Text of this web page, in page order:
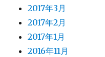
2017年3月
2017年2月
2017年1月
2016年11月